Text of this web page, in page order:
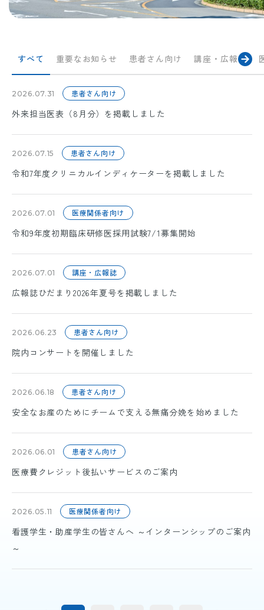
すべて 重要なお知らせ 患者さん向け 講座・広報誌
2026.07.31 患者さん向け
外来担当医表（8月分）を掲載しました
2026.07.15 患者さん向け
令和7年度クリニカルインディケーターを掲載しました
2026.07.01 医療関係者向け
令和9年度初期臨床研修医採用試験7/1募集開始
2026.07.01 講座・広報誌
広報誌ひだまり2026年夏号を掲載しました
2026.06.23 患者さん向け
院内コンサートを開催しました
2026.06.18 患者さん向け
安全なお産のためにチームで支える無痛分娩を始めました
2026.06.01 患者さん向け
医療費クレジット後払いサービスのご案内
2026.05.11 医療関係者向け
看護学生・助産学生の皆さんへ ～インターンシップのご案内
～